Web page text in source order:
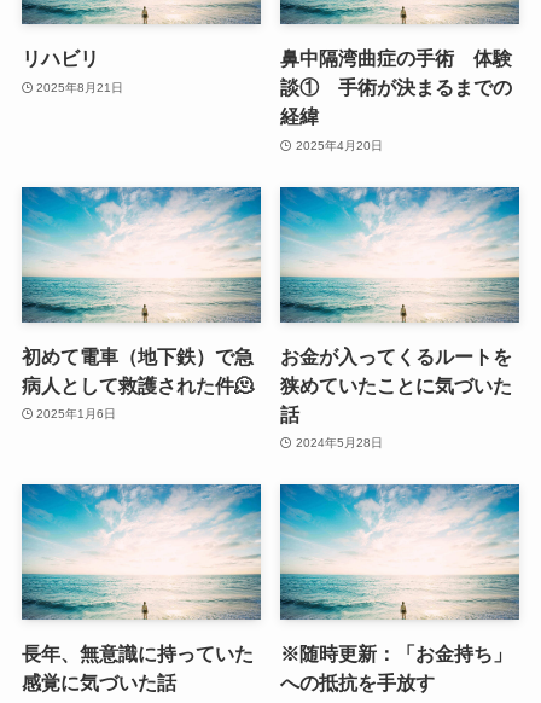
リハビリ
2025年8月21日
鼻中隔湾曲症の手術 体験
談① 手術が決まるまでの
経緯
2025年4月20日
初めて電車（地下鉄）で急
病人として救護された件🫠
2025年1月6日
お金が入ってくるルートを
狭めていたことに気づいた
話
2024年5月28日
長年、無意識に持っていた
感覚に気づいた話
※随時更新：「お金持ち」
への抵抗を手放す